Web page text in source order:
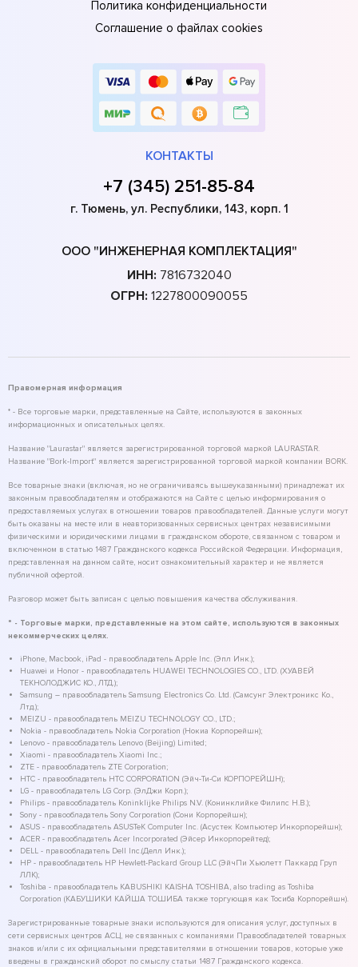
Политика конфиденциальности
Соглашение о файлах cookies
КОНТАКТЫ
+7 (345) 251-85-84
г. Тюмень, ул. Республики, 143, корп. 1
ООО "ИНЖЕНЕРНАЯ КОМПЛЕКТАЦИЯ"
ИНН: 7816732040
ОГРН: 1227800090055
Правомерная информация
* - Все торговые марки, представленные на Сайте, используются в законных
информационных и описательных целях.
Название "Laurastar" является зарегистрированной торговой маркой LAURASTAR.
Название "Bork-Import" является зарегистрированной торговой маркой компании BORK.
Все товарные знаки (включая, но не ограничиваясь вышеуказанными) принадлежат их
законным правообладателям и отображаются на Сайте с целью информирования о
предоставляемых услугах в отношении товаров правообладателей. Данные услуги могут
быть оказаны на месте или в неавторизованных сервисных центрах независимыми
физическими и юридическими лицами в гражданском обороте, связанном с товаром и
включенном в статью 1487 Гражданского кодекса Российской Федерации. Информация,
представленная на данном сайте, носит ознакомительный характер и не является
публичной офертой.
Разговор может быть записан с целью повышения качества обслуживания.
* - Торговые марки, представленные на этом сайте, используются в законных
некоммерческих целях.
iPhone, Macbook, iPad - правообладатель Apple Inc. (Эпл Инк.);
Huawei и Honor - правообладатель HUAWEI TECHNOLOGIES CO., LTD. (ХУАВЕЙ
ТЕКНОЛОДЖИС КО., ЛТД.);
Samsung – правообладатель Samsung Electronics Co. Ltd. (Самсунг Электроникс Ко.,
Лтд.);
MEIZU - правообладатель MEIZU TECHNOLOGY CO., LTD.;
Nokia - правообладатель Nokia Corporation (Нокиа Корпорейшн);
Lenovo - правообладатель Lenovo (Beijing) Limited;
Xiaomi - правообладатель Xiaomi Inc.;
ZTE - правообладатель ZTE Corporation;
HTC - правообладатель HTC CORPORATION (Эйч-Ти-Си КОРПОРЕЙШН);
LG - правообладатель LG Corp. (ЭлДжи Корп.);
Philips - правообладатель Koninklijke Philips N.V. (Конинклийке Филипс Н.В.);
Sony - правообладатель Sony Corporation (Сони Корпорейшн);
ASUS - правообладатель ASUSTeK Computer Inc. (Асустек Компьютер Инкорпорейшн);
ACER - правообладатель Acer Incorporated (Эйсер Инкорпорейтед);
DELL - правообладатель Dell Inc.(Делл Инк.);
HP - правообладатель HP Hewlett-Packard Group LLC (ЭйчПи Хьюлетт Паккард Груп
ЛЛК);
Toshiba - правообладатель KABUSHIKI KAISHA TOSHIBA, also trading as Toshiba
Corporation (КАБУШИКИ КАЙША ТОШИБА также торгующая как Тосиба Корпорейшн).
Зарегистрированные товарные знаки используются для описания услуг, доступных в
сети сервисных центров АСЦ, не связанных с компаниями Правообладателей товарных
знаков и/или с их официальными представителями в отношении товаров, которые уже
введены в гражданский оборот по смыслу статьи 1487 Гражданского кодекса.